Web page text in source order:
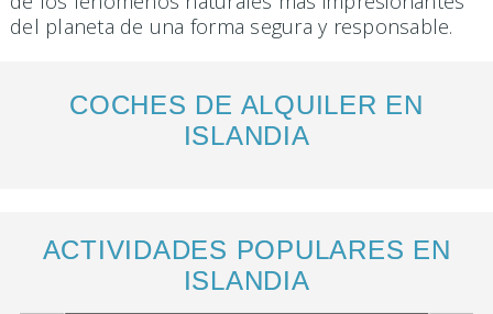
del planeta de una forma segura y responsable.
COCHES DE ALQUILER EN
ISLANDIA
ACTIVIDADES POPULARES EN
ISLANDIA